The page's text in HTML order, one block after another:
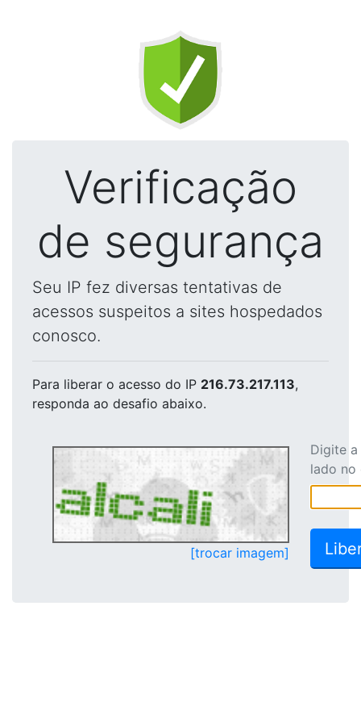
Verificação
de segurança
Seu IP fez diversas tentativas de
acessos suspeitos a sites hospedados
conosco.
Para liberar o acesso do IP 216.73.217.113,
responda ao desafio abaixo.
[trocar imagem]
Digite
lado no